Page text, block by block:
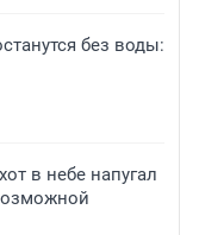
без воды:
в небе напугал